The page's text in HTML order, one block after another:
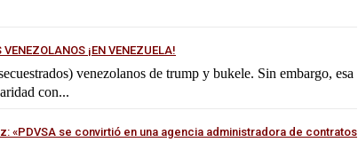
¡EN VENEZUELA!
venezolanos de trump y bukele. Sin embargo, esa
con...
«PDVSA se convirtió en una agencia administradora de contratos